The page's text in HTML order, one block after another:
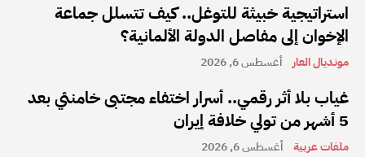
استراتيجية خبيثة للتوغل.. كيف تتسلل جماعة
الإخوان إلى مفاصل الدولة الألمانية؟
مونديال العار أغسطس 6, 2026
غياب بلا أثر رقمي.. أسرار اختفاء مجتبى خامنئي بعد
5 أشهر من تولي خلافة إيران
ملفات عربية أغسطس 6, 2026